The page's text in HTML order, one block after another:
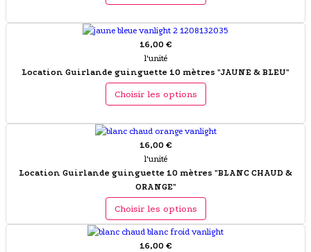
16,00 €
l'unité
Location Guirlande guinguette 10 mètres "JAUNE & BLEU"
Choisir les options
16,00 €
l'unité
Location Guirlande guinguette 10 mètres "BLANC CHAUD &
ORANGE"
Choisir les options
16,00 €